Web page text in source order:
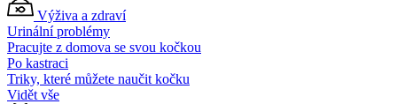
Výživa a zdraví
Urinální problémy
Pracujte z domova se svou kočkou
Po kastraci
Triky, které můžete naučit kočku
Vidět vše